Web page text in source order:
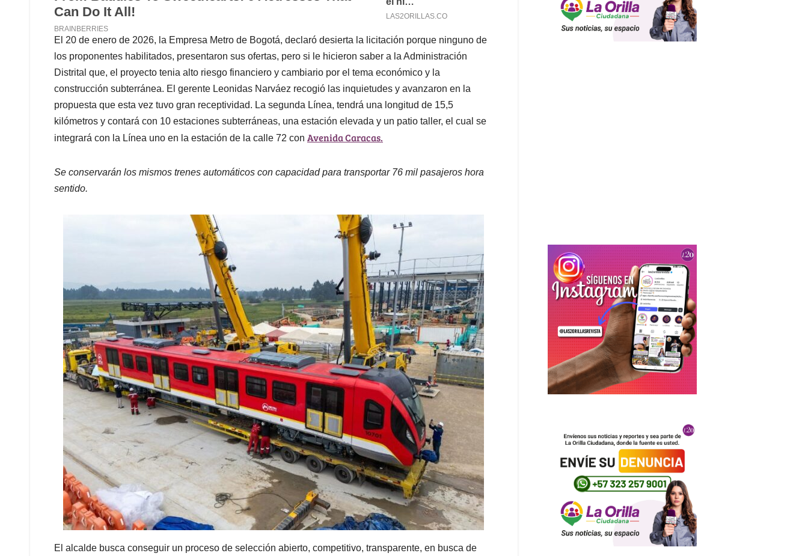
El 20 de enero de 2026, la Empresa Metro de Bogotá, declaró desierta la licitación porque ninguno de
los proponentes habilitados, presentaron sus ofertas, pero si le hicieron saber a la Administración
Distrital que, el proyecto tenia alto riesgo financiero y cambiario por el tema económico y la
construcción subterránea. El gerente Leonidas Narváez recogió las inquietudes y avanzaron en la
propuesta que esta vez tuvo gran receptividad. La segunda Línea, tendrá una longitud de 15,5
kilómetros y contará con 10 estaciones subterráneas, una estación elevada y un patio taller, el cual se
integrará con la Línea uno en la estación de la calle 72 con Avenida Caracas.
Se conservarán los mismos trenes automáticos con capacidad para transportar 76 mil pasajeros hora
sentido.
El alcalde busca conseguir un proceso de selección abierto, competitivo, transparente, en busca de